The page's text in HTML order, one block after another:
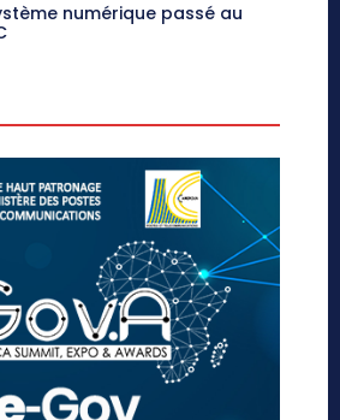
numérique passé au